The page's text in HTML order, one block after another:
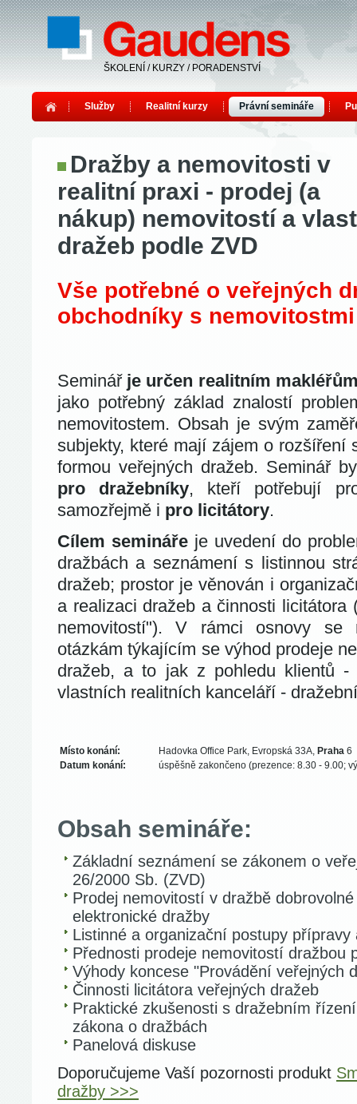
ŠKOLENÍ / KURZY / PORADENSTVÍ
Služby Realitní kurzy Právní semináře
Dražby a nemovitosti v
realitní praxi - prodej (a
nákup) nemovitostí a
dražeb podle ZVD
Vše potřebné o veřejných
obchodníky s nemovitostmi
Seminář je určen realitním
jako potřebný základ znalostí
nemovitostem. Obsah je svým
subjekty, které mají zájem o rozšíření
formou veřejných dražeb. Seminář
pro dražebníky, kteří potřebují
samozřejmě i pro licitátory.
Cílem semináře je uvedení do
dražbách a seznámení s listinnou
dražeb; prostor je věnován i
a realizaci dražeb a činnosti licitátora
nemovitostí"). V rámci osnovy se
otázkám týkajícím se výhod prodeje
dražeb, a to jak z pohledu klientů
vlastních realitních kanceláří -
Místo konání: Hadovka Office Park, Evropská 33A, Praha 6
Datum konání:
úspěšně zakončeno (prezence: 8.30 - 9.00;
Obsah semináře:
Základní seznámení se zákonem o
26/2000 Sb. (ZVD)
Prodej nemovitostí v dražbě
elektronické dražby
Listinné a organizační postupy přípravy
Přednosti prodeje nemovitostí dražbou
Výhody koncese "Provádění veřejných
Činnosti licitátora veřejných dražeb
Praktické zkušenosti s dražebním
zákona o dražbách
Panelová diskuse
Doporučujeme Vaší pozornosti produkt
dražby >>>